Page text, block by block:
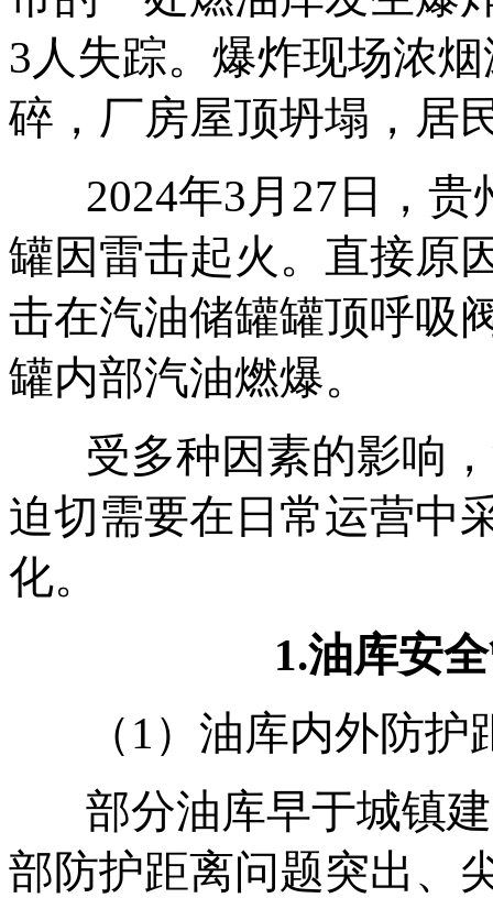
3人失踪。爆炸现场浓
碎，厂房屋顶坍塌，居
2024年3月27日，
罐因雷击起火。直接原
击在汽油储罐罐顶呼吸
罐内部汽油燃爆。
受多种因素的影响
迫切需要在日常运营中
化。
1.油库安
（1）油库内外防护
部分油库早于城镇
部防护距离问题突出、